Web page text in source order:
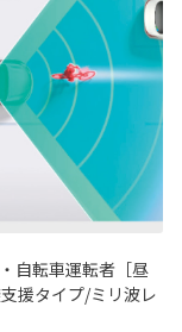
自転車運転者［昼
援タイプ/ミリ波レ